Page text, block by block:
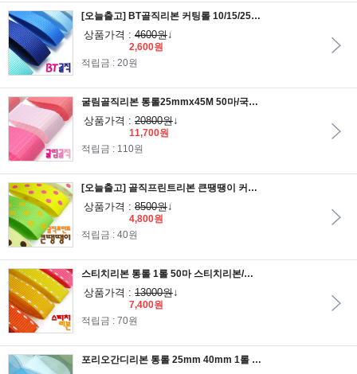
[오늘출고] BT골직리본 커팅롤 10/15/25/40mm/1롤 15마
상품가격 : 4600원↓
2,600원
적립금 : 20원
굴림골직리본 통롤25mmx45M 50마/국산리본/골직리본/굴림리본/면리본/포장리본/리본공예/선물포장리본
상품가격 : 20800원↓
11,700원
적립금 : 110원
[오늘출고] 골직프린트리본 큰땡땡이 커팅롤 25mmx15M 16.5마
상품가격 : 8500원↓
4,800원
적립금 : 40원
스티치리본 통롤 1롤 50마 스티치리본/포장리본/원단리본/리본공예/이벤트리본/선물포장리본
상품가격 : 13000원↓
7,400원
적립금 : 70원
포리오간디리본 통롤 25mm 40mm 1롤 50마 45M/망사리본/레이스리본/펄망사리본/리본공예/펄리본/포장리본/포장끈